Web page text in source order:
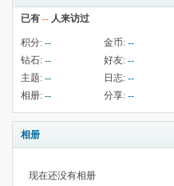
已有 -- 人来访过
积分: -- 金币: --
钻石: -- 好友: --
主题: -- 日志: --
相册: -- 分享: --
相册
现在还没有相册